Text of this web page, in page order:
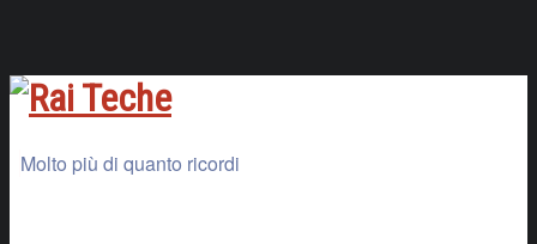
Molto più di quanto ricordi